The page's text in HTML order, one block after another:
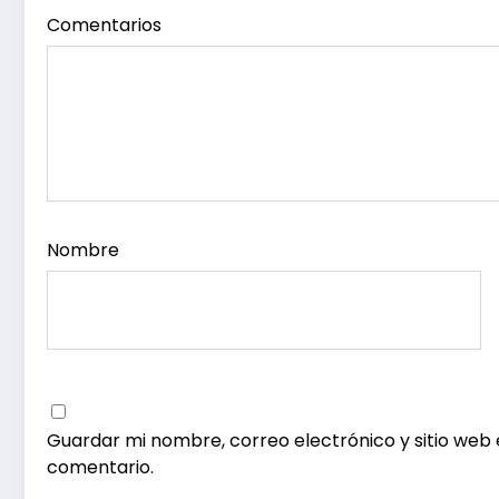
Comentarios
Nombre
Guardar mi nombre, correo electrónico y sitio
comentario.